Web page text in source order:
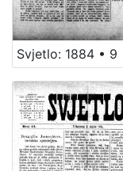
Svjetlo: 1884 • 9